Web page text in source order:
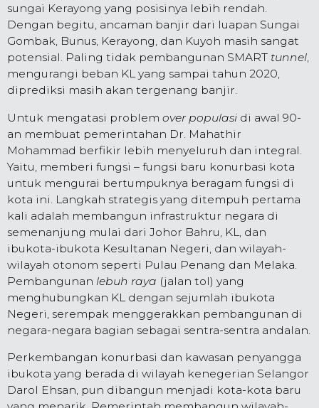
sungai Kerayong yang posisinya lebih rendah.
Dengan begitu, ancaman banjir dari luapan Sungai
Gombak, Bunus, Kerayong, dan Kuyoh masih sangat
potensial. Paling tidak pembangunan SMART tunnel,
mengurangi beban KL yang sampai tahun 2020,
diprediksi masih akan tergenang banjir.
Untuk mengatasi problem over populasi di awal 90-
an membuat pemerintahan Dr. Mahathir
Mohammad berfikir lebih menyeluruh dan integral.
Yaitu, memberi fungsi – fungsi baru konurbasi kota
untuk mengurai bertumpuknya beragam fungsi di
kota ini. Langkah strategis yang ditempuh pertama
kali adalah membangun infrastruktur negara di
semenanjung mulai dari Johor Bahru, KL, dan
ibukota-ibukota Kesultanan Negeri, dan wilayah-
wilayah otonom seperti Pulau Penang dan Melaka.
Pembangunan lebuh raya (jalan tol) yang
menghubungkan KL dengan sejumlah ibukota
Negeri, serempak menggerakkan pembangunan di
negara-negara bagian sebagai sentra-sentra andalan.
Perkembangan konurbasi dan kawasan penyangga
ibukota yang berada di wilayah kenegerian Selangor
Darol Ehsan, pun dibangun menjadi kota-kota baru